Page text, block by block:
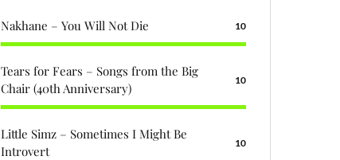
Nakhane – You Will Not Die 10
Tears for Fears – Songs from the Big
Chair (40th Anniversary)
10
Little Simz – Sometimes I Might Be
Introvert
10